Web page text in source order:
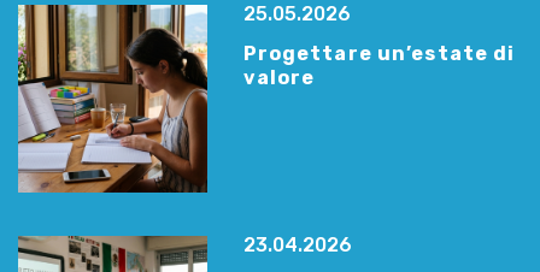
25.05.2026
Progettare un’estate di
valore
23.04.2026